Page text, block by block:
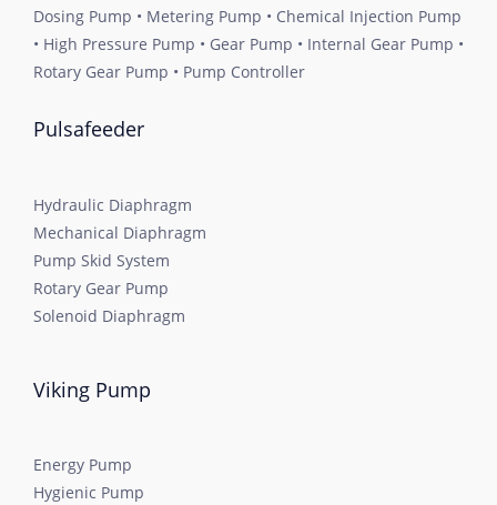
Dosing Pump • Metering Pump • Chemical Injection Pump
• High Pressure Pump • Gear Pump • Internal Gear Pump •
Rotary Gear Pump • Pump Controller
Pulsafeeder
Hydraulic Diaphragm
Mechanical Diaphragm
Pump Skid System
Rotary Gear Pump
Solenoid Diaphragm
Viking Pump
Energy Pump
Hygienic Pump